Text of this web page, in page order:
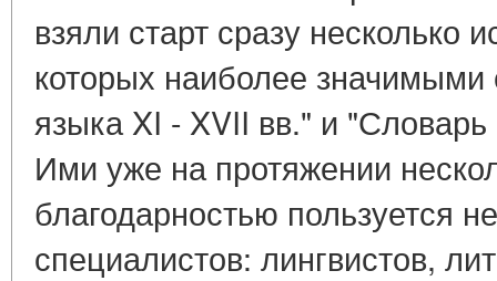
взяли старт сразу несколько
которых наиболее значимыми
языка XI - XVII вв." и "Словарь
Ими уже на протяжении
благодарностью пользуется
специалистов: лингвистов,